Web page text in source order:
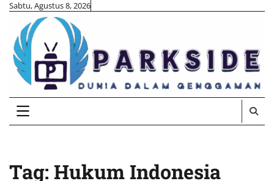
Skip
content
Sabtu, Agustus 8, 2026
Tag: Hukum Indonesia